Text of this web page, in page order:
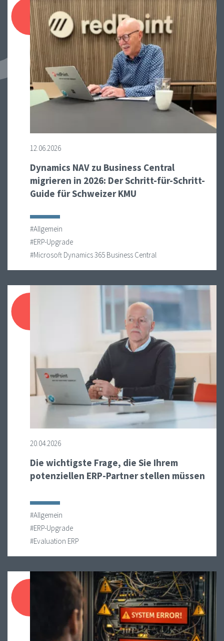
12.06.2026
Dynamics NAV zu Business Central
migrieren in 2026: Der Schritt-für-Schritt-
Guide für Schweizer KMU
#Allgemein
#ERP-Upgrade
#Microsoft Dynamics 365 Business Central
20.04.2026
Die wichtigste Frage, die Sie Ihrem
potenziellen ERP-Partner stellen müssen
#Allgemein
#ERP-Upgrade
#Evaluation ERP